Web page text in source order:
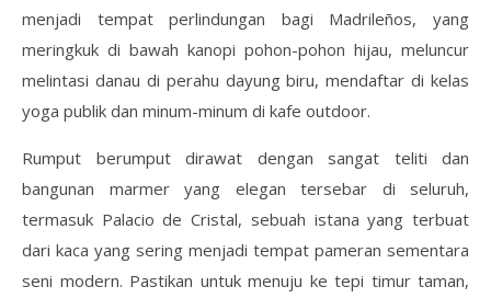
menjadi tempat perlindungan bagi Madrileños, yang
meringkuk di bawah kanopi pohon-pohon hijau, meluncur
melintasi danau di perahu dayung biru, mendaftar di kelas
yoga publik dan minum-minum di kafe outdoor.
Rumput berumput dirawat dengan sangat teliti dan
bangunan marmer yang elegan tersebar di seluruh,
termasuk Palacio de Cristal, sebuah istana yang terbuat
dari kaca yang sering menjadi tempat pameran sementara
seni modern. Pastikan untuk menuju ke tepi timur taman,